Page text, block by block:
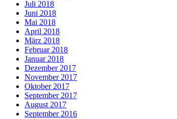
Juli 2018
Juni 2018
Mai 2018
April 2018
März 2018
Februar 2018
Januar 2018
Dezember 2017
November 2017
Oktober 2017
September 2017
August 2017
September 2016